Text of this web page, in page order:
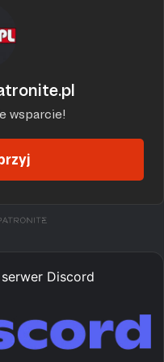
Discord